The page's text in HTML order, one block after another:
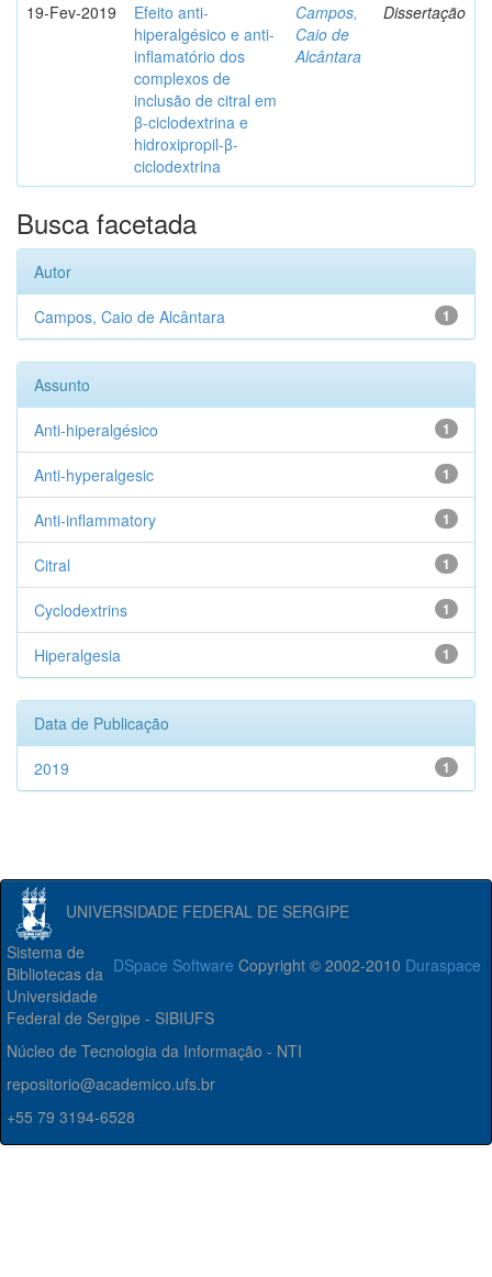
19-Fev-2019
Efeito anti-
hiperalgésico e anti-
inflamatório dos
complexos de
inclusão de citral em
β-ciclodextrina e
hidroxipropil-β-
ciclodextrina
Campos,
Caio de
Alcântara
Dissertação
Busca facetada
Autor
1
Campos, Caio de Alcântara
Assunto
1
Anti-hiperalgésico
1
Anti-hyperalgesic
1
Anti-inflammatory
1
Citral
1
Cyclodextrins
1
Hiperalgesia
Data de Publicação
1
2019
UNIVERSIDADE FEDERAL DE SERGIPE
DSpace Software Copyright © 2002-2010 Duraspace
Sistema de
Bibliotecas da
Universidade
Federal de Sergipe - SIBIUFS
Núcleo de Tecnologia da Informação - NTI
repositorio@academico.ufs.br
+55 79 3194-6528